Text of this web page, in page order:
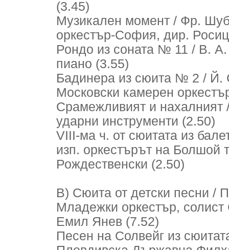
(3.45)
Музикален момент / Фр.
оркестър-София, дир.
Рондо из соната № 11 / В.
пиано (3.55)
Бадинера из сюита № 2 / Й.
Московски камерен
Срамежливият и нахалният
ударни инструменти (2.50)
VIII-ма ч. от сюитата из
изп. оркестърът на Болшой
Рождественски (2.50)
В) Сюита от детски песни /
Младежки оркестър,
Емил Янев (7.52)
Песен на Солвейг из